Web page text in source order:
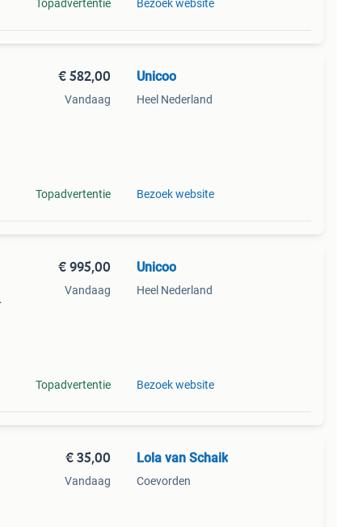
Topadvertentie Bezoek website
€ 582,00
Vandaag
Topadvertentie
Unicoo
Heel Nederland
Bezoek website
€ 995,00
Vandaag
Topadvertentie
Unicoo
Heel Nederland
Bezoek website
€ 35,00
Vandaag
Lola van Schaik
Coevorden